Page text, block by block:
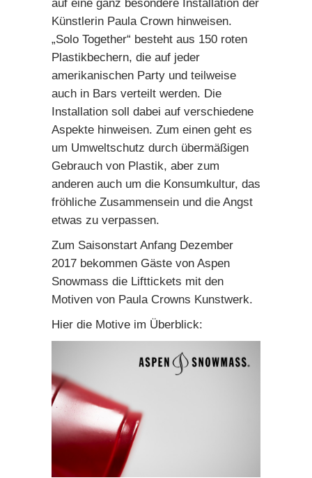
auf eine ganz besondere Installation der
Künstlerin Paula Crown hinweisen.
„Solo Together“ besteht aus 150 roten
Plastikbechern, die auf jeder
amerikanischen Party und teilweise
auch in Bars verteilt werden. Die
Installation soll dabei auf verschiedene
Aspekte hinweisen. Zum einen geht es
um Umweltschutz durch übermäßigen
Gebrauch von Plastik, aber zum
anderen auch um die Konsumkultur, das
fröhliche Zusammensein und die Angst
etwas zu verpassen.
Zum Saisonstart Anfang Dezember
2017 bekommen Gäste von Aspen
Snowmass die Lifttickets mit den
Motiven von Paula Crowns Kunstwerk.
Hier die Motive im Überblick: